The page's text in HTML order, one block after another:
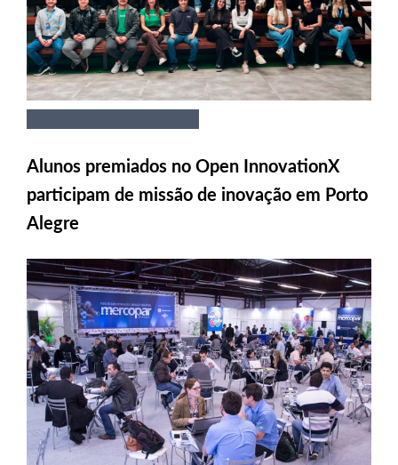
Alunos premiados no Open InnovationX
participam de missão de inovação em Porto
Alegre